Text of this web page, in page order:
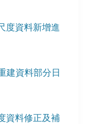
度資料新增進
建資料部分日
資料修正及補